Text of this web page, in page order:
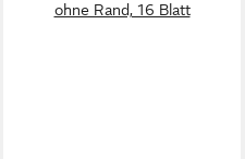
ohne Rand, 16 Blatt